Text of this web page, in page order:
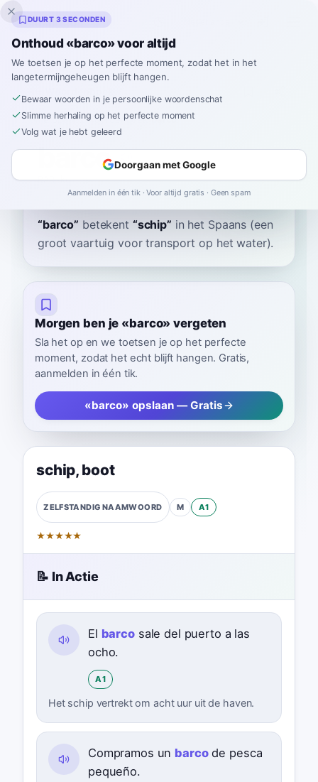
Inklingo
Home› Spaans›Woordenboek›barco
barco
BAR-ko 'baɾ.ko
“barco” betekent “schip” in het Spaans (een
groot vaartuig voor transport op het water).
Morgen ben je «barco» vergeten
Sla het op en we toetsen je op het perfecte
moment, zodat het echt blijft hangen. Gratis,
aanmelden in één tik.
«barco» opslaan — Gratis
schip, boot
ZELFSTANDIG NAAMWOORD M A1
★★★★★
📝 In Actie
El barcosale del puerto a las
ocho.
A1
Het schip vertrekt om acht uur uit de haven.
Compramos un barcode pesca
pequeño.
DUURT 3 SECONDEN
Onthoud «barco» voor altijd
We toetsen je op het perfecte moment, zodat het in het
langetermijngeheugen blijft hangen.
Bewaar woorden in je persoonlijke woordenschat
Slimme herhaling op het perfecte moment
Volg wat je hebt geleerd
Doorgaan met Google
Aanmelden in één tik · Voor altijd gratis · Geen spam